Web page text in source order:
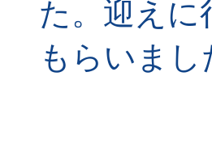
た。迎えに
もらいまし